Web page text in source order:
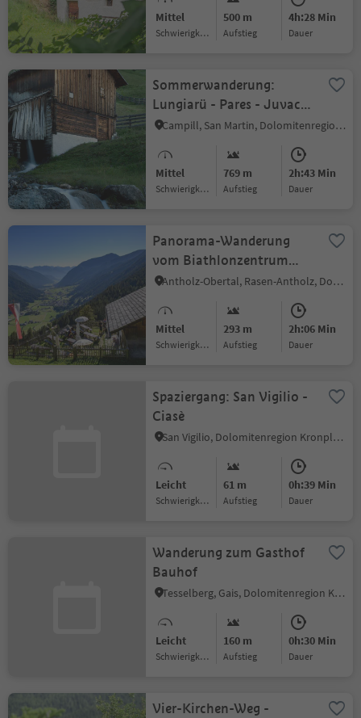
Mittel
Schwierigkeitsgrad
500 m
Aufstieg
4h:28 Min
Dauer
Sommerwanderung:
Lungiarü - Pares - Juvac -
Schlüterhütte
Campill, San Martin, Dolomitenregion Kronplatz
Mittel
Schwierigkeitsgrad
769 m
Aufstieg
2h:43 Min
Dauer
Panorama-Wanderung
vom Biathlonzentrum
über die Schwörzalm nach
Antholz-Obertal, Rasen-Antholz, Dolomitenregion Kronplatz
Mittel
Schwierigkeitsgrad
293 m
Aufstieg
2h:06 Min
Dauer
Spaziergang: San Vigilio -
Ciasè
San Vigilio, Dolomitenregion Kronplatz
Leicht
Schwierigkeitsgrad
61 m
Aufstieg
0h:39 Min
Dauer
Wanderung zum Gasthof
Bauhof
Tesselberg, Gais, Dolomitenregion Kronplatz
Leicht
Schwierigkeitsgrad
160 m
Aufstieg
0h:30 Min
Dauer
Vier-Kirchen-Weg -